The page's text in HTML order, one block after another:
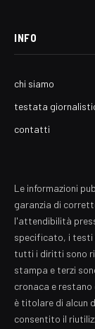
INFO
chi siamo
testata
contatti
Le informazioni
garanzia di
l'attendibilità
specificato, i testi
tutti i diritti sono
stampa e terzi
cronaca e
è titolare di alcun
consentito il